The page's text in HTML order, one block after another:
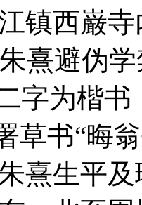
镇西巌
熹避伪
字为楷
草书“晦
熹生平